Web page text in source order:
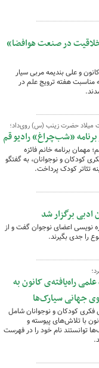
در صنعت هوافضا»
و علی بندیمه مربی سیار
۱۸ و ۱۹ آبان ۱۴۰۳ به مناسبت هفته ترویج علم در
میلاد حضرت زینب (س) روی‌داد؛
«شب‌چراغ» رادیو قم
مهمان برنامه خانم فائزه
کودکان و نوجوانان، به گفتگو
تئاتر کودک پرداخت.
برگزار شد
نویسی اعضای نوجوان گفت و از
را جدی بگیرند.
راه‌یافته‌ی کانون به
جهانی سیارک‌ها
کودکان و نوجوانان شامل
با تلاش‌های پیوسته و
توانستند نام خود را در فهرست